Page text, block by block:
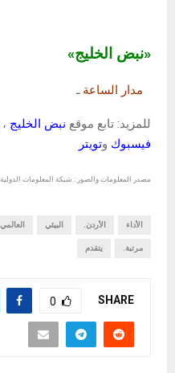
«نبض الخليج»
مدار الساعةـ
للمزيد: تابع موقع نبض الخليج
فيسبوك وتويتر
مصدر المعلومات والصور : شبكة المعلومات الدولية
الأداء الأردن. البيئي العالمي
مرتبة. يتقدم
SHARE
0